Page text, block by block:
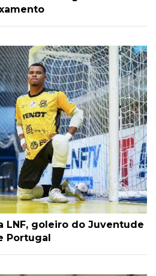
LNF, goleiro do Juventude
Portugal